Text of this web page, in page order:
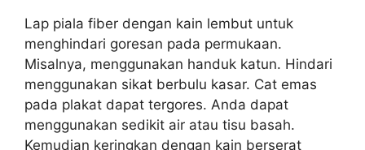
Lap piala fiber dengan kain lembut untuk
menghindari goresan pada permukaan.
Misalnya, menggunakan handuk katun. Hindari
menggunakan sikat berbulu kasar. Cat emas
pada plakat dapat tergores. Anda dapat
menggunakan sedikit air atau tisu basah.
Kemudian keringkan dengan kain berserat